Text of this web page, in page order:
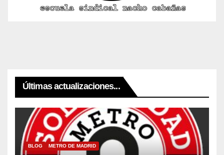
Últimas actualizaciones...
BLOG METRO DE MADRID